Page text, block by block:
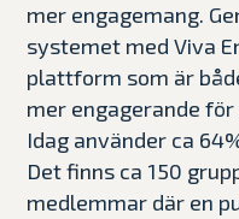
mer engagemang.
systemet med Viva
plattform som är
mer engagerande
Idag använder ca
Det finns ca 150
medlemmar där en